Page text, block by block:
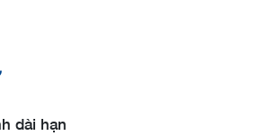
dài hạn